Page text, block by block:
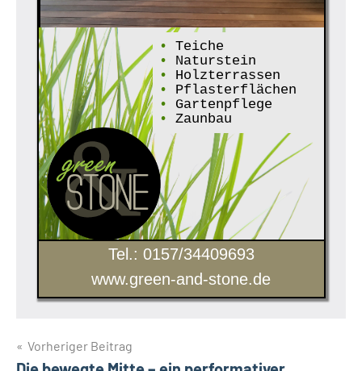
•
Teiche
•
Naturstein
•
Holzterrassen
•
Pflasterflächen
•
Gartenpflege
•
Zaunbau
Tel.: 0157/34409693
www.green-and-stone.de
Beitragsnavigation
Vorheriger Beitrag